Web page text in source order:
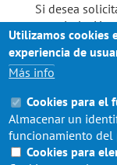
Si desea
esta titulación
centro de
hacerlo en el
en la Sede
Adjunte copia
centro donde
Utilizamos cookies
experiencia de
Más info
Cookies para el
Almacenar un
funcionamiento del
Cookies para